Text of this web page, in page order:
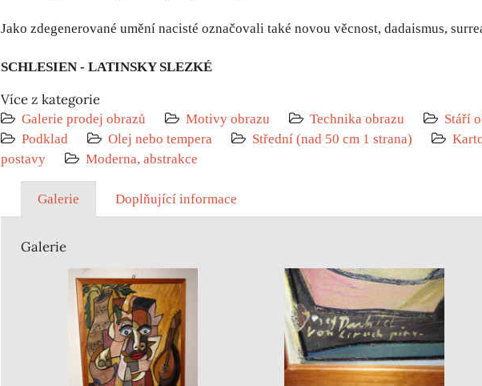
Jako zdegenerované umění nacisté označovali také novou věcnost, dadaismus,
SCHLESIEN - LATINSKY SLEZKÉ
Více z kategorie
Galerie prodej obrazů Motivy obrazu Technika obrazu Stáří
Podklad
Olej nebo tempera Střední (nad 50 cm 1 strana)
postavy
Moderna, abstrakce
Galerie Doplňující informace
Galerie